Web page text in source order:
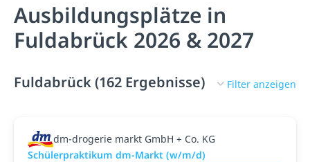
Ausbildungsplätze in
Fuldabrück 2026 & 2027
Fuldabrück (162 Ergebnisse) Filter anzeigen
dm-drogerie markt GmbH + Co. KG
Schülerpraktikum dm-Markt (w/m/d)